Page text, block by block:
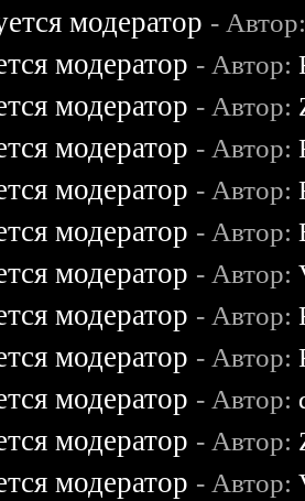
модератор -
модератор - Автор:
модератор - Автор:
модератор - Автор:
модератор - Автор:
модератор - Автор:
модератор - Автор:
модератор - Автор:
модератор - Автор:
модератор - Автор:
модератор - Автор:
модератор - Автор: